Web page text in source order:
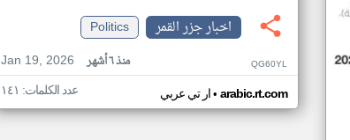
اخبار جزر القمر
Politics
Jan 19, 2026
منذ ٦ أشهر QG60YL
ار تي عربي• arabic.rt.com عدد الكلمات: ١٤١